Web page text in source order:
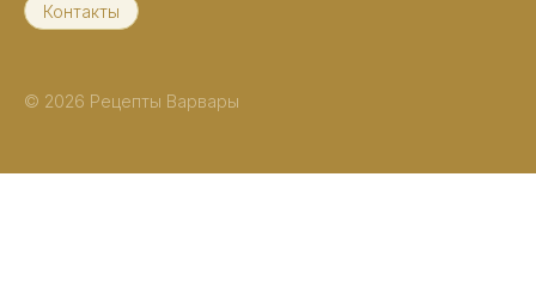
Контакты
© 2026 Рецепты Варвары